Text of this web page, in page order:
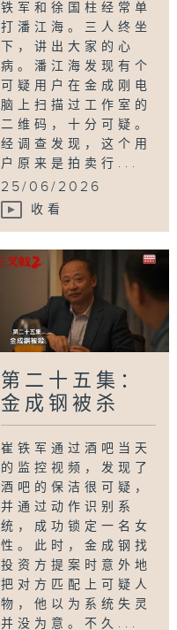
铁军和徐国柱经常单
打潘江海。三人终坐
下，讲出大家的心
病。潘江海发现有个
可疑用户在金成刚电
脑上扫描过工作室的
二维码，十分可疑。
经调查发现，这个用
户原来是拍卖行...
25/06/2026
收看
第二十五集：
金成钢被杀
崔铁军通过酒吧当天
的监控视频，发现了
酒吧的保洁很可疑，
并通过动作识别系
统，成功锁定一名女
性。此时，金成钢找
投资方提案时意外地
把对方匹配上可疑人
物，他以为系统失灵
并没为意。不久...